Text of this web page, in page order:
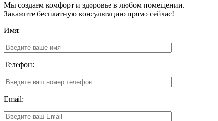
Мы создаем комфорт и здоровье в любом помещении.
Закажите бесплатную консультацию прямо сейчас!
Имя:
Телефон:
Email: